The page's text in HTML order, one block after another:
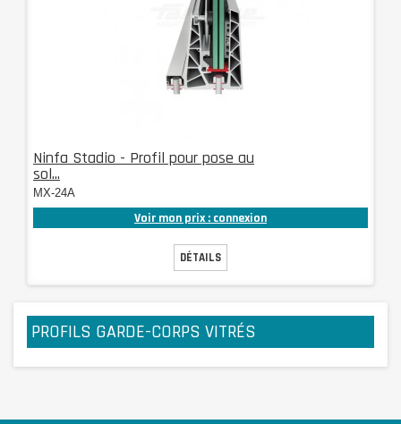
Ninfa Stadio - Profil pour pose au
sol...
MX-24A
Voir mon prix : connexion
DÉTAILS
PROFILS GARDE-CORPS VITRÉS